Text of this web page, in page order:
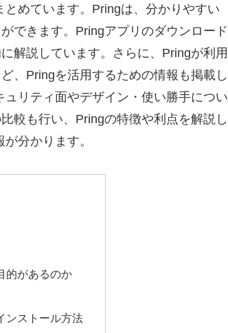
めています。Pringは、分かりやすい
できます。Pringアプリのダウンロード
解説しています。さらに、Pringが利用
、Pringを活用するための情報も掲載し
リティ面やデザイン・使い勝手につい
較も行い、Pringの特徴や利点を解説し
分かります。
的があるのか
ンストール方法